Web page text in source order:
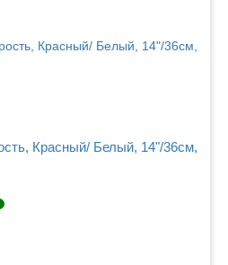
Красный/ Белый, 14"/36см,